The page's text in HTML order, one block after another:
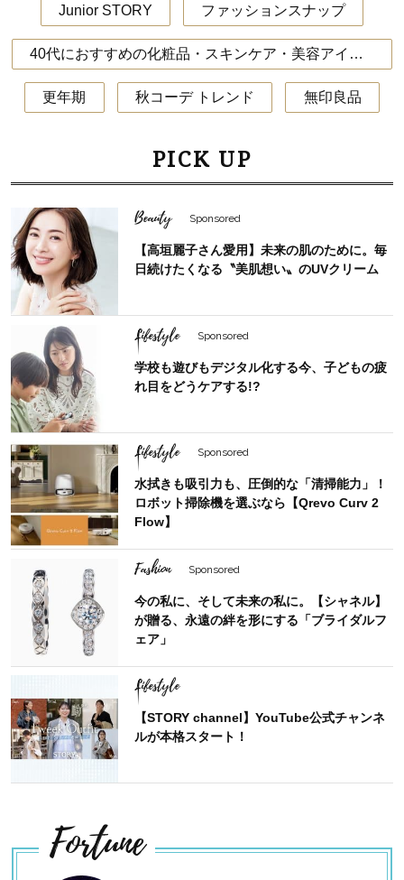
Junior STORY ファッションスナップ
40代におすすめの化粧品・スキンケア・美容アイテム
更年期 秋コーデ トレンド 無印良品
PICK UP
Beauty Sponsored
【高垣麗子さん愛用】未来の肌のために。毎
日続けたくなる〝美肌想い〟のUVクリーム
Lifestyle Sponsored
学校も遊びもデジタル化する今、子どもの疲
れ目をどうケアする!?
Lifestyle Sponsored
水拭きも吸引力も、圧倒的な「清掃能力」！
ロボット掃除機を選ぶなら【Qrevo Curv 2
Flow】
Fashion Sponsored
今の私に、そして未来の私に。【シャネル】
が贈る、永遠の絆を形にする「ブライダルフ
ェア」
Lifestyle
【STORY channel】YouTube公式チャンネ
ルが本格スタート！
Fortune